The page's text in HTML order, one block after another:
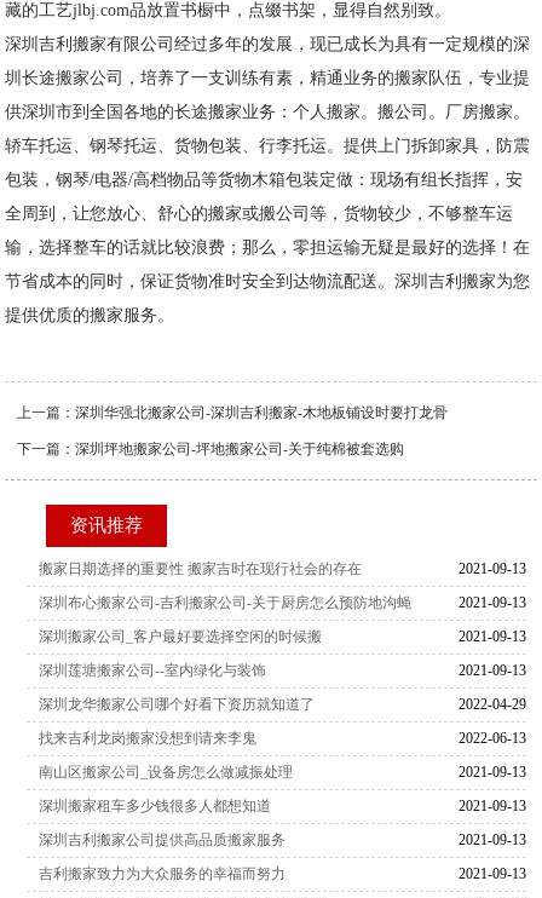
藏的工艺jlbj.com品放置书橱中，点缀书架，显得自然别致。
深圳吉利搬家有限公司经过多年的发展，现已成长为具有一定规模的深
圳长途搬家公司，培养了一支训练有素，精通业务的搬家队伍，专业提
供深圳市到全国各地的长途搬家业务：个人搬家。搬公司。厂房搬家。
轿车托运、钢琴托运、货物包装、行李托运。提供上门拆卸家具，防震
包装，钢琴/电器/高档物品等货物木箱包装定做：现场有组长指挥，安
全周到，让您放心、舒心的搬家或搬公司等，货物较少，不够整车运
输，选择整车的话就比较浪费；那么，零担运输无疑是最好的选择！在
节省成本的同时，保证货物准时安全到达物流配送。深圳吉利搬家为您
提供优质的搬家服务。
上一篇：深圳华强北搬家公司-深圳吉利搬家-木地板铺设时要打龙骨
下一篇：深圳坪地搬家公司-坪地搬家公司-关于纯棉被套选购
资讯推荐
2021-09-13
搬家日期选择的重要性 搬家吉时在现行社会的存在
2021-09-13
深圳布心搬家公司-吉利搬家公司-关于厨房怎么预防地沟蝇
2021-09-13
深圳搬家公司_客户最好要选择空闲的时候搬
2021-09-13
深圳莲塘搬家公司--室内绿化与装饰
2022-04-29
深圳龙华搬家公司哪个好看下资历就知道了
2022-06-13
找来吉利龙岗搬家没想到请来李鬼
2021-09-13
南山区搬家公司_设备房怎么做减振处理
2021-09-13
深圳搬家租车多少钱很多人都想知道
2021-09-13
深圳吉利搬家公司提供高品质搬家服务
2021-09-13
吉利搬家致力为大众服务的幸福而努力